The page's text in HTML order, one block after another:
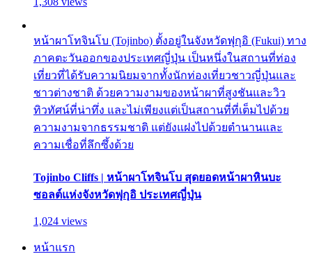
หน้าผาโทจินโบ (Tojinbo) ตั้งอยู่ในจังหวัดฟุกุอิ (Fukui) ทาง
ภาคตะวันออกของประเทศญี่ปุ่น เป็นหนึ่งในสถานที่ท่อง
เที่ยวที่ได้รับความนิยมจากทั้งนักท่องเที่ยวชาวญี่ปุ่นและ
ชาวต่างชาติ ด้วยความงามของหน้าผาที่สูงชันและวิว
ทิวทัศน์ที่น่าทึ่ง และไม่เพียงแต่เป็นสถานที่ที่เต็มไปด้วย
ความงามจากธรรมชาติ แต่ยังแฝงไปด้วยตำนานและ
ความเชื่อที่ลึกซึ้งด้วย
Tojinbo Cliffs | หน้าผาโทจินโบ สุดยอดหน้าผาหินบะ
ซอลต์แห่งจังหวัดฟุกุอิ ประเทศญี่ปุ่น
1,024 views
หน้าแรก